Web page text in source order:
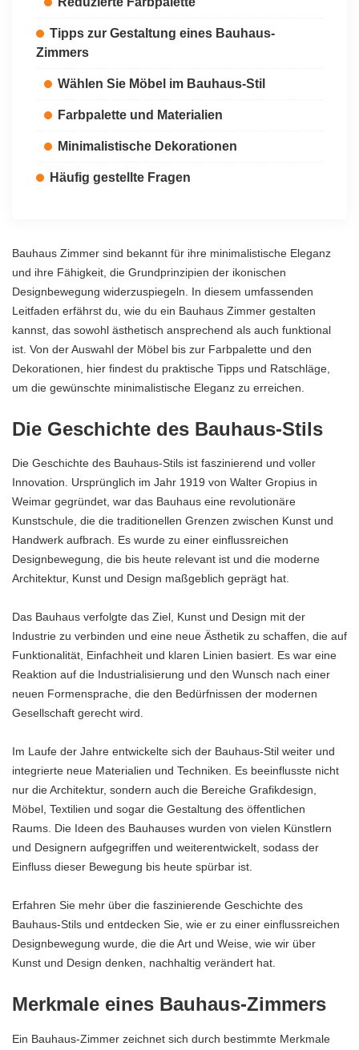
Tipps zur Gestaltung eines Bauhaus-
Zimmers
Wählen Sie Möbel im Bauhaus-Stil
Farbpalette und Materialien
Minimalistische Dekorationen
Häufig gestellte Fragen
Bauhaus Zimmer sind bekannt für ihre minimalistische Eleganz
und ihre Fähigkeit, die Grundprinzipien der ikonischen
Designbewegung widerzuspiegeln. In diesem umfassenden
Leitfaden erfährst du, wie du ein Bauhaus Zimmer gestalten
kannst, das sowohl ästhetisch ansprechend als auch funktional
ist. Von der Auswahl der Möbel bis zur Farbpalette und den
Dekorationen, hier findest du praktische Tipps und Ratschläge,
um die gewünschte minimalistische Eleganz zu erreichen.
Die Geschichte des Bauhaus-Stils
Die Geschichte des Bauhaus-Stils ist faszinierend und voller
Innovation. Ursprünglich im Jahr 1919 von Walter Gropius in
Weimar gegründet, war das Bauhaus eine revolutionäre
Kunstschule, die die traditionellen Grenzen zwischen Kunst und
Handwerk aufbrach. Es wurde zu einer einflussreichen
Designbewegung, die bis heute relevant ist und die moderne
Architektur, Kunst und Design maßgeblich geprägt hat.
Das Bauhaus verfolgte das Ziel, Kunst und Design mit der
Industrie zu verbinden und eine neue Ästhetik zu schaffen, die auf
Funktionalität, Einfachheit und klaren Linien basiert. Es war eine
Reaktion auf die Industrialisierung und den Wunsch nach einer
neuen Formensprache, die den Bedürfnissen der modernen
Gesellschaft gerecht wird.
Im Laufe der Jahre entwickelte sich der Bauhaus-Stil weiter und
integrierte neue Materialien und Techniken. Es beeinflusste nicht
nur die Architektur, sondern auch die Bereiche Grafikdesign,
Möbel, Textilien und sogar die Gestaltung des öffentlichen
Raums. Die Ideen des Bauhauses wurden von vielen Künstlern
und Designern aufgegriffen und weiterentwickelt, sodass der
Einfluss dieser Bewegung bis heute spürbar ist.
Erfahren Sie mehr über die faszinierende Geschichte des
Bauhaus-Stils und entdecken Sie, wie er zu einer einflussreichen
Designbewegung wurde, die die Art und Weise, wie wir über
Kunst und Design denken, nachhaltig verändert hat.
Merkmale eines Bauhaus-Zimmers
Ein Bauhaus-Zimmer zeichnet sich durch bestimmte Merkmale